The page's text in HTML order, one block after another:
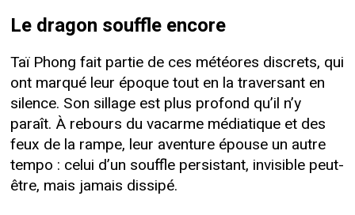
Le dragon souffle encore
Taï Phong fait partie de ces météores discrets, qui
ont marqué leur époque tout en la traversant en
silence. Son sillage est plus profond qu’il n’y
paraît. À rebours du vacarme médiatique et des
feux de la rampe, leur aventure épouse un autre
tempo : celui d’un souffle persistant, invisible peut-
être, mais jamais dissipé.